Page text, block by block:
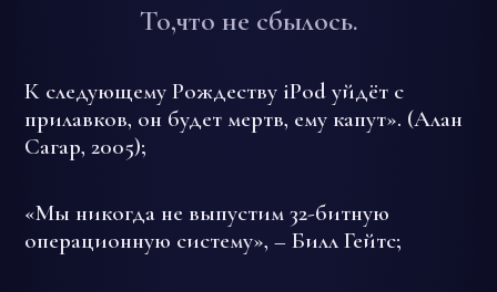
То,что не сбылось.
К следующему Рождеству iPod уйдёт с
прилавков, он будет мертв, ему капут». (Алан
Сагар, 2005);
«Мы никогда не выпустим 32-битную
операционную систему», – Билл Гейтс;